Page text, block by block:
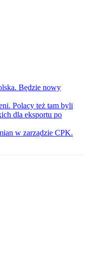
Będzie nowy
Polacy też tam byli
dla eksportu po
w zarządzie CPK.